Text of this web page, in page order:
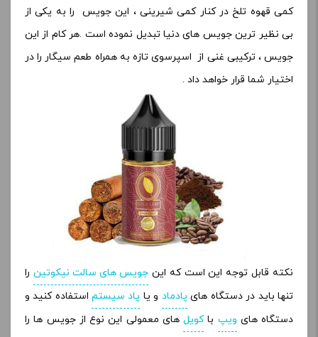
کمی قهوه تلخ در کنار کمی شیرینی ، این جویس را به یکی از
بی نظیر ترین جویس های دنیا تبدیل نموده است .هر کام از این
جویس ، ترکیبی غنی از اسپرسوی تازه به همراه طعم سیگار را در
اختیار شما قرار خواهد داد .
نکته قابل توجه این است که اینجویس های سالت نیکوتین را
تنها باید در دستگاه های پادماد و یا پاد سیستماستفاده کنید و
دستگاه های ویپ باکویل های معمولی این نوع از جویس ها را